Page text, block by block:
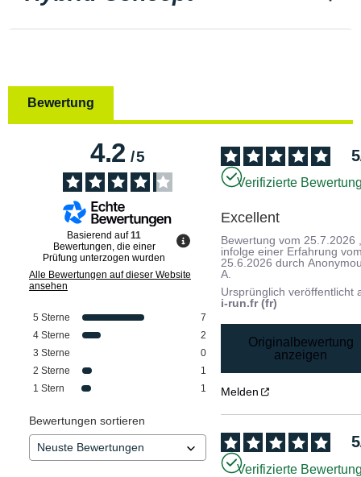
Bewertung
4.2/5
Basierend auf11
Bewertungen, die einer
Prüfung unterzogen wurden
Alle Bewertungen auf dieser Website
ansehen
5 Sterne
7
4 Sterne
2
3 Sterne
0
2 Sterne
1
1 Stern 1
Bewertungen sortieren
5
Verifizierte
Excellent
Bewertung vom 25.7.2026
infolge einer Erfahrung
25.6.2026 durch
A.
Ursprünglich veröffentlicht
i-run.fr (fr)
Originalbewertung
anzeigen
Melden
5
Verifizierte